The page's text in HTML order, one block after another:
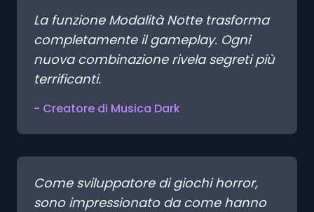
La funzione Modalità Notte trasforma
completamente il gameplay. Ogni
nuova combinazione rivela segreti più
terrificanti.
- Creatore di Musica Dark
Come sviluppatore di giochi horror,
sono impressionato da come hanno